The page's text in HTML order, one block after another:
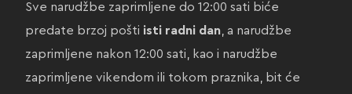
Sve narudžbe zaprimljene do 12:00 sati biće
predate brzoj pošti isti radni dan, a narudžbe
zaprimljene nakon 12:00 sati, kao i narudžbe
zaprimljene vikendom ili tokom praznika, bit će